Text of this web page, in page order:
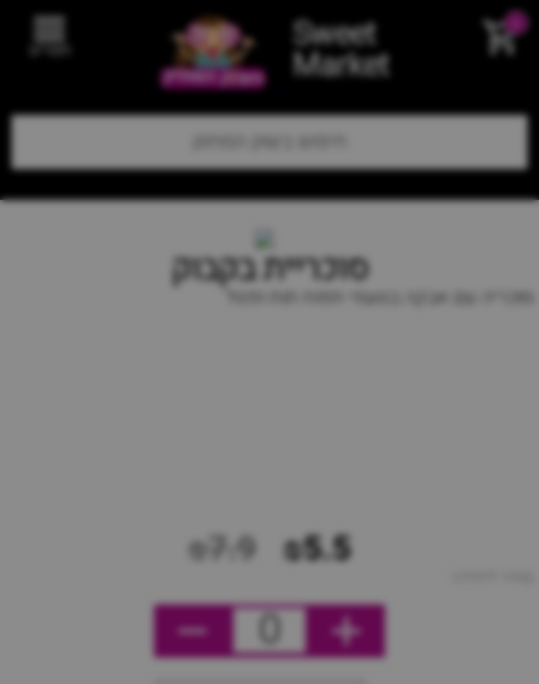
Sweet
Market תפריט
סוכריית בקבוק
סוכריה עם אבקה בטעמי תפוח תות ופטל
₪5.5
₪7.9
0